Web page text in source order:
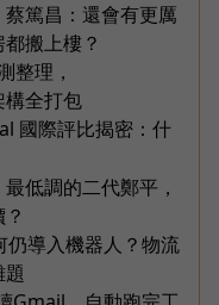
篤昌：還會有更厲
搬上樓？
整理，
全打包
國際評比揭密：什
低調的二代鄭平，
導入機器人？物流